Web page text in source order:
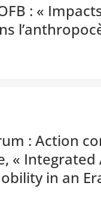
: «
: Action
«
in an